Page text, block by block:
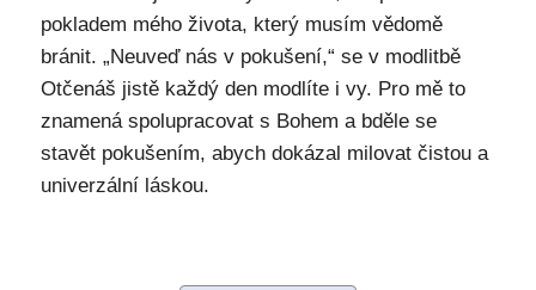
pokladem mého života, který musím vědomě
bránit. „Neuveď nás v pokušení,“ se v modlitbě
Otčenáš jistě každý den modlíte i vy. Pro mě to
znamená spolupracovat s Bohem a bděle se
stavět pokušením, abych dokázal milovat čistou a
univerzální láskou.